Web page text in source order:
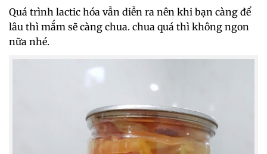
Quá trình lactic hóa vẫn diễn ra nên khi bạn càng để
lâu thì mắm sẽ càng chua. chua quá thì không ngon
nữa nhé.